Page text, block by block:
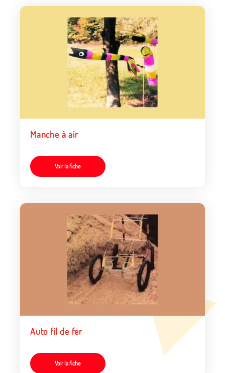
Manche à air
Voir la fiche
Auto fil de fer
Voir la fiche